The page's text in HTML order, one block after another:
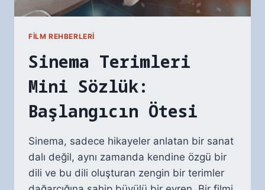
FILM REHBERLERI
Sinema Terimleri
Mini Sözlük:
Başlangıcın Ötesi
Sinema, sadece hikayeler anlatan bir sanat
dalı değil, aynı zamanda kendine özgü bir
dili ve bu dili oluşturan zengin bir terimler